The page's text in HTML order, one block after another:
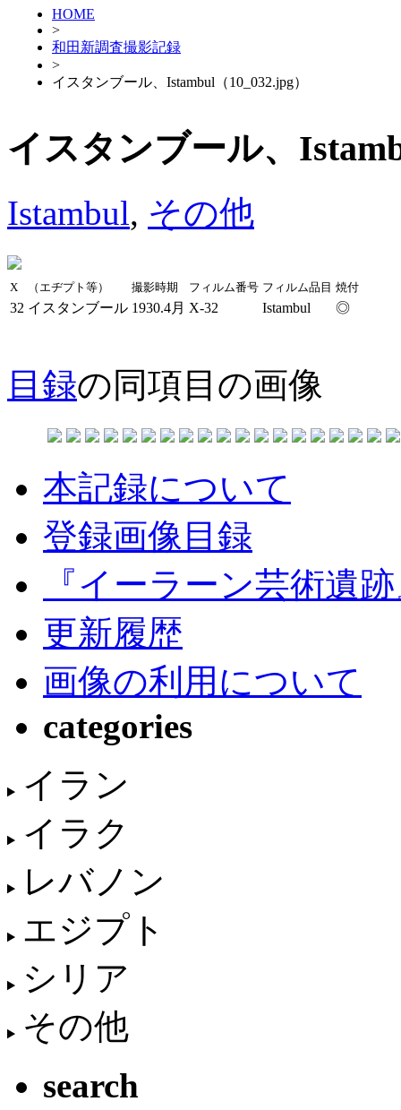
HOME
>
和田新調査撮影記録
>
イスタンブール、Istambul（10_032.jpg）
イスタンブール、
Istambul, その他
X （エヂプト等） 撮影時期 フィルム番号 フィルム品目 焼付
32 イスタンブール 1930.4月 X-32 Istambul ◎
目録の同項目の画像
本記録について
登録画像目録
『イーラーン芸術遺
更新履歴
画像の利用について
categories
イラン
イラク
レバノン
エジプト
シリア
その他
search